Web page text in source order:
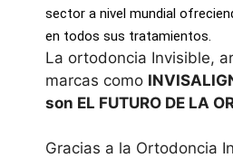
sector a nivel mundial
en todos sus tratamientos.
La ortodoncia Invisible,
marcas como
son EL FUTURO DE LA
Gracias a la Ortodoncia